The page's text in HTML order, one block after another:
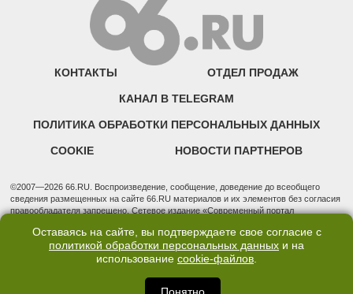
КОНТАКТЫ ОТДЕЛ ПРОДАЖ
КАНАЛ В TELEGRAM
ПОЛИТИКА ОБРАБОТКИ ПЕРСОНАЛЬНЫХ ДАННЫХ
COOKIE НОВОСТИ ПАРТНЕРОВ
©2007—2026 66.RU. Воспроизведение, сообщение, доведение до всеобщего
сведения размещенных на сайте 66.RU материалов и их элементов без согласия
правообладателя запрещено. Сетевое издание «Современный портал
надзору в сфере связи, информационных технологий и массовых коммуникаций
(Роскомнадзор). Регистрационный номер ЭЛ № ФС 77 - 76634 от 02.09.2019
Учредитель: Общество с ограниченной ответственностью "66.ру". Юридический
3, оф. 7015 Фактический адрес редакции и отдела продаж: 620014, Свердловская
Оставаясь на сайте, вы подтверждаете свое согласие с
политикой обработки персональных данных и на
использование cookie-файлов.